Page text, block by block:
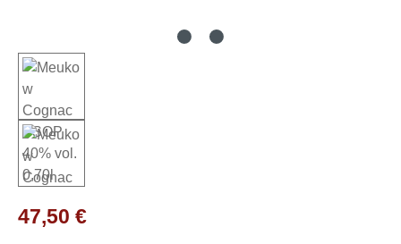
Regulärer Preis:
47,50 €